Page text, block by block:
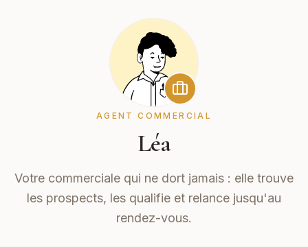
AGENT COMMERCIAL
Léa
Votre commerciale qui ne dort jamais : elle trouve
les prospects, les qualifie et relance jusqu'au
rendez-vous.